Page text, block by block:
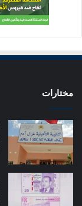
مختارات